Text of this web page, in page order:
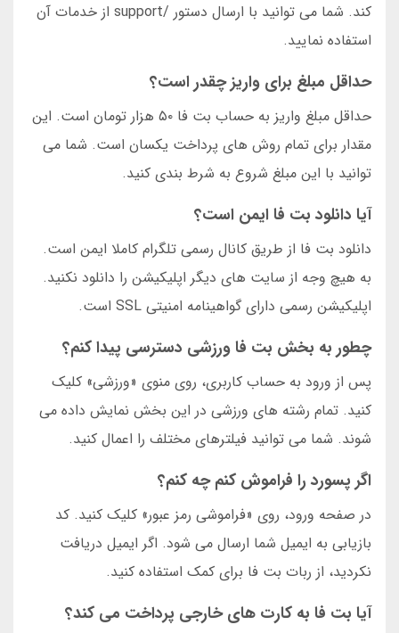
کند. شما می توانید با ارسال دستور /support از خدمات آن
استفاده نمایید.
حداقل مبلغ برای واریز چقدر است؟
حداقل مبلغ واریز به حساب بت فا ۵۰ هزار تومان است. این
مقدار برای تمام روش های پرداخت یکسان است. شما می
توانید با این مبلغ شروع به شرط بندی کنید.
آیا دانلود بت فا ایمن است؟
دانلود بت فا از طریق کانال رسمی تلگرام کاملا ایمن است.
به هیچ وجه از سایت های دیگر اپلیکیشن را دانلود نکنید.
اپلیکیشن رسمی دارای گواهینامه امنیتی SSL است.
چطور به بخش بت فا ورزشی دسترسی پیدا کنم؟
پس از ورود به حساب کاربری، روی منوی «ورزشی» کلیک
کنید. تمام رشته های ورزشی در این بخش نمایش داده می
شوند. شما می توانید فیلترهای مختلف را اعمال کنید.
اگر پسورد را فراموش کنم چه کنم؟
در صفحه ورود، روی «فراموشی رمز عبور» کلیک کنید. کد
بازیابی به ایمیل شما ارسال می شود. اگر ایمیل دریافت
نکردید، از ربات بت فا برای کمک استفاده کنید.
آیا بت فا به کارت های خارجی پرداخت می کند؟